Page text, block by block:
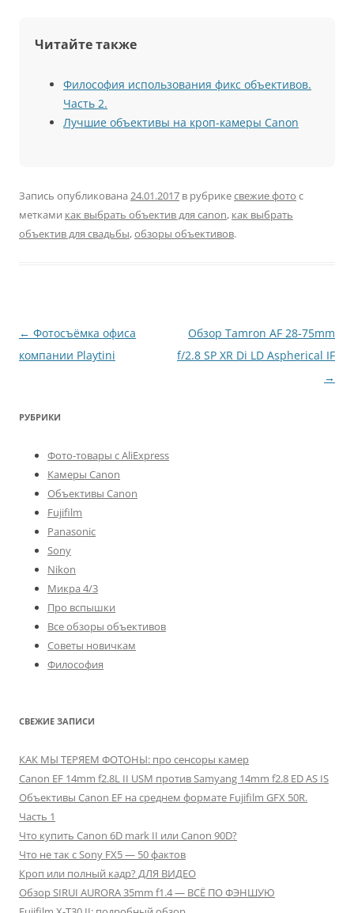
Читайте также
Философия использования фикс объективов.
Часть 2.
Лучшие объективы на кроп-камеры Canon
Запись опубликована 24.01.2017 в рубрикесвежие фото с
метками как выбрать объектив для canon, как выбрать
объектив для свадьбы,обзоры объективов.
Навигация
по
← Фотосъёмка офиса
компании Playtini
Обзор Tamron AF 28-75mm
f/2.8 SP XR Di LD Aspherical IF
→
РУБРИКИ
Фото-товары с AliExpress
Камеры Canon
Объективы Canon
Fujifilm
Panasonic
Sony
Nikon
Микра 4/3
Про вспышки
Все обзоры объективов
Советы новичкам
Философия
СВЕЖИЕ ЗАПИСИ
КАК МЫ ТЕРЯЕМ ФОТОНЫ: про сенсоры камер
Canon EF 14mm f2.8L II USM против Samyang 14mm f2.8 ED AS IS
Объективы Canon EF на среднем формате Fujifilm GFX 50R.
Часть 1
Что купить Canon 6D mark II или Canon 90D?
Что не так с Sony FX5 — 50 фактов
Кроп или полный кадр? ДЛЯ ВИДЕО
Обзор SIRUI AURORA 35mm f1.4 — ВСЁ ПО ФЭНШУЮ